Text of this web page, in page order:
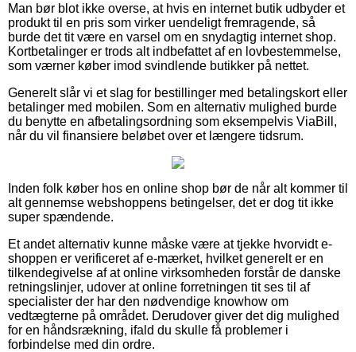
Man bør blot ikke overse, at hvis en internet butik udbyder et
produkt til en pris som virker uendeligt fremragende, så
burde det tit være en varsel om en snydagtig internet shop.
Kortbetalinger er trods alt indbefattet af en lovbestemmelse,
som værner køber imod svindlende butikker på nettet.
Generelt slår vi et slag for bestillinger med betalingskort eller
betalinger med mobilen. Som en alternativ mulighed burde
du benytte en afbetalingsordning som eksempelvis ViaBill,
når du vil finansiere beløbet over et længere tidsrum.
Inden folk køber hos en online shop bør de når alt kommer til
alt gennemse webshoppens betingelser, det er dog tit ikke
super spændende.
Et andet alternativ kunne måske være at tjekke hvorvidt e-
shoppen er verificeret af e-mærket, hvilket generelt er en
tilkendegivelse af at online virksomheden forstår de danske
retningslinjer, udover at online forretningen tit ses til af
specialister der har den nødvendige knowhow om
vedtægterne på området. Derudover giver det dig mulighed
for en håndsrækning, ifald du skulle få problemer i
forbindelse med din ordre.